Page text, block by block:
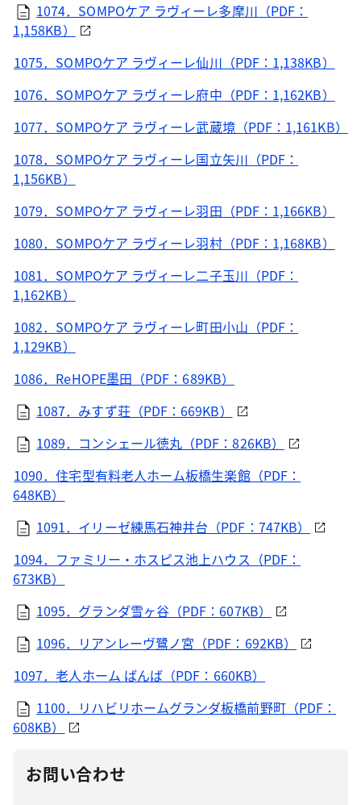
1074．SOMPOケア ラヴィーレ多摩川（PDF：
1,158KB）
1075．SOMPOケア ラヴィーレ仙川（PDF：1,138KB）
1076．SOMPOケア ラヴィーレ府中（PDF：1,162KB）
1077．SOMPOケア ラヴィーレ武蔵境（PDF：1,161KB）
1078．SOMPOケア ラヴィーレ国立矢川（PDF：
1,156KB）
1079．SOMPOケア ラヴィーレ羽田（PDF：1,166KB）
1080．SOMPOケア ラヴィーレ羽村（PDF：1,168KB）
1081．SOMPOケア ラヴィーレ二子玉川（PDF：
1,162KB）
1082．SOMPOケア ラヴィーレ町田小山（PDF：
1,129KB）
1086．ReHOPE墨田（PDF：689KB）
1087．みすず荘（PDF：669KB）
1089．コンシェール徳丸（PDF：826KB）
1090．住宅型有料老人ホーム板橋生楽館（PDF：
648KB）
1091．イリーゼ練馬石神井台（PDF：747KB）
1094．ファミリー・ホスピス池上ハウス（PDF：
673KB）
1095．グランダ雪ヶ谷（PDF：607KB）
1096．リアンレーヴ鷺ノ宮（PDF：692KB）
1097．老人ホーム ばんば（PDF：660KB）
1100．リハビリホームグランダ板橋前野町（PDF：
608KB）
お問い合わせ